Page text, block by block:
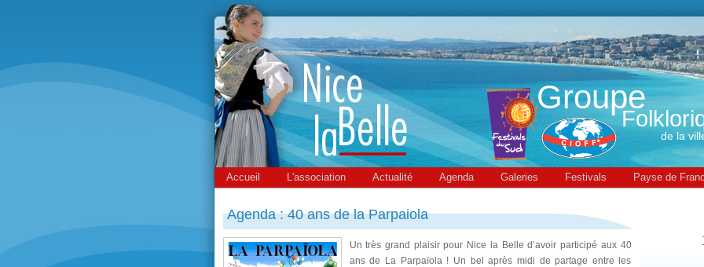
Groupe
de la
Accueil L'association Actualité Agenda Galeries Festivals Payse de
Agenda : 40 ans de la Parpaiola
Un très grand plaisir pour Nice la Belle d’avoir participé aux 40
ans de La Parpaïola ! Un bel après midi de partage entre les